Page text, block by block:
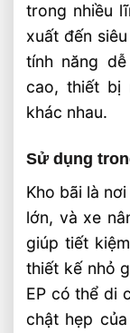
trong nhiều
xuất đến
tính năng
cao, thiết bị
khác nhau.
Sử dụng
Kho bãi là
lớn, và xe
giúp tiết
thiết kế nhỏ
EP có thể di
chật hẹp